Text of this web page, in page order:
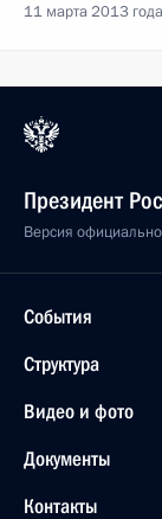
11 марта 2013
Президент
Версия
События
Структура
Видео и фото
Документы
Контакты